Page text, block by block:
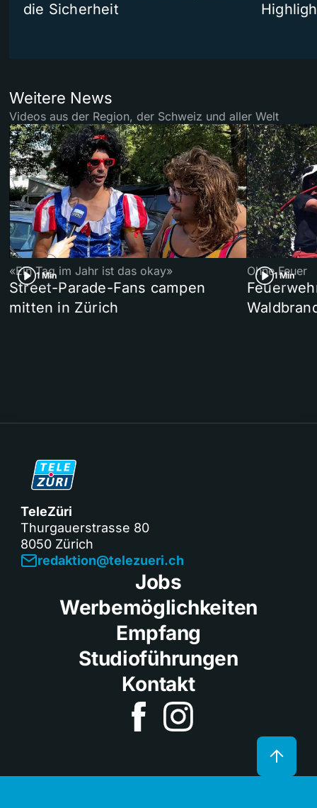
die Sicherheit
Weitere News
Videos aus der Region, der Schweiz und aller Welt
1 Min
«Ein Tag im Jahr ist das okay»
Street-Parade-Fans campen
mitten in Zürich
1 Min
Ohne Feuer
TeleZüri
Thurgauerstrasse 80
8050 Zürich
redaktion@telezueri.ch
Jobs
Werbemöglichkeiten
Empfang
Studioführungen
Kontakt